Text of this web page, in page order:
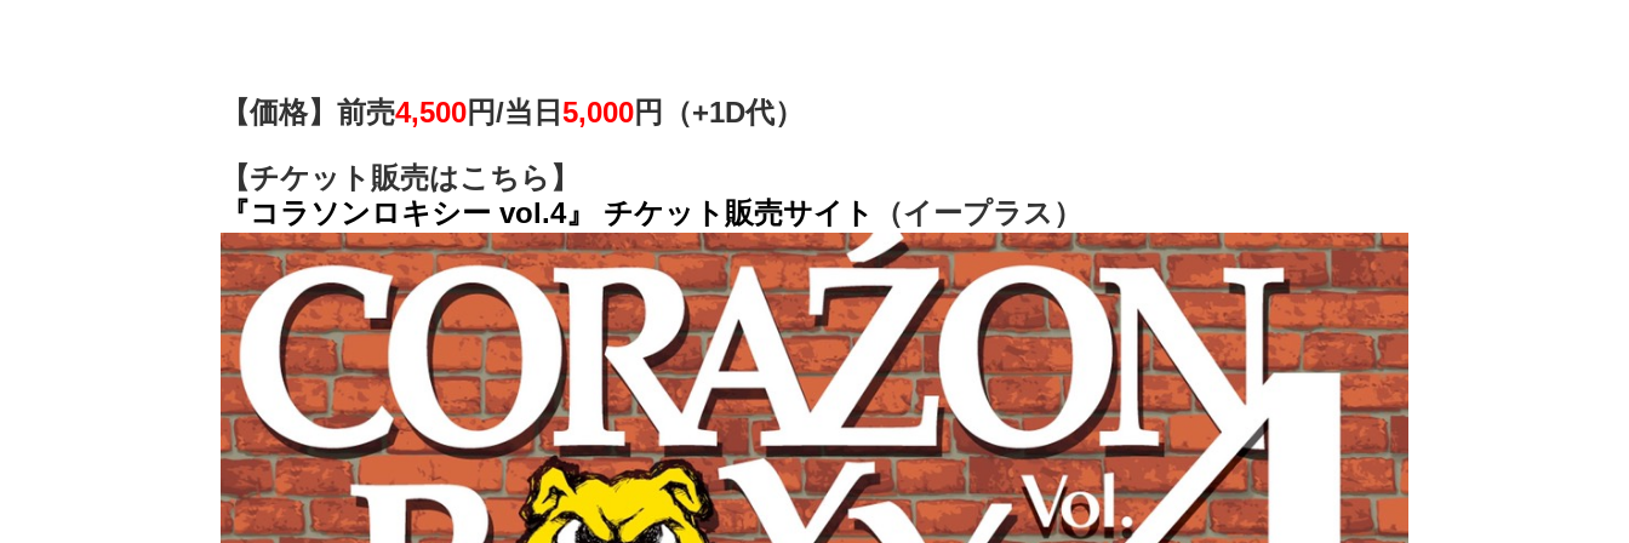
【価格】前売4,500円/当日 5,000円（+1D代）
【チケット販売はこちら】
『コラソンロキシー vol.4』 チケット販売サイト
（イープラス）